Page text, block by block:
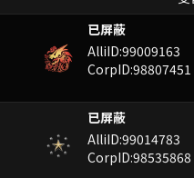
已屏蔽
AlliID:99009163
CorpID:98807451
已屏蔽
AlliID:99014783
CorpID:98535868